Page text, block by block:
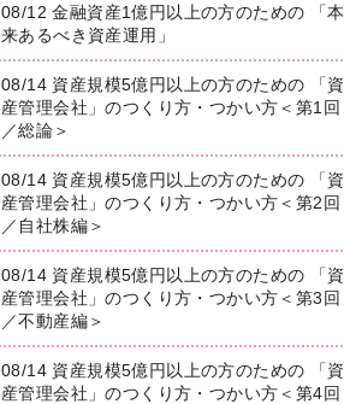
08/12 金融資産1億円以上の方のための 「本
来あるべき資産運用」
08/14 資産規模5億円以上の方のための 「資
産管理会社」のつくり方・つかい方＜第1回
／総論＞
08/14 資産規模5億円以上の方のための 「資
産管理会社」のつくり方・つかい方＜第2回
／自社株編＞
08/14 資産規模5億円以上の方のための 「資
産管理会社」のつくり方・つかい方＜第3回
／不動産編＞
08/14 資産規模5億円以上の方のための 「資
産管理会社」のつくり方・つかい方＜第4回